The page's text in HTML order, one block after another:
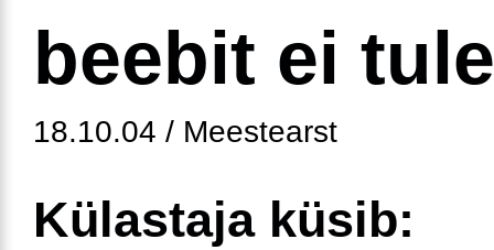
beebit ei tule
18.10.04 / Meestearst
Külastaja küsib: